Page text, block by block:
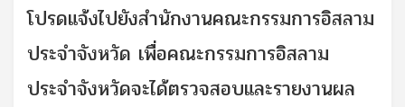
โปรดแจ้งไปยังสำนักงานคณะกรรมการอิสลาม
ประจำจังหวัด เพื่อคณะกรรมการอิสลาม
ประจำจังหวัดจะได้ตรวจสอบและรายงานผล